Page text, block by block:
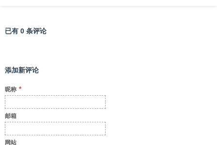
已有 0 条评论
添加新评论
昵称 *
邮箱
网站